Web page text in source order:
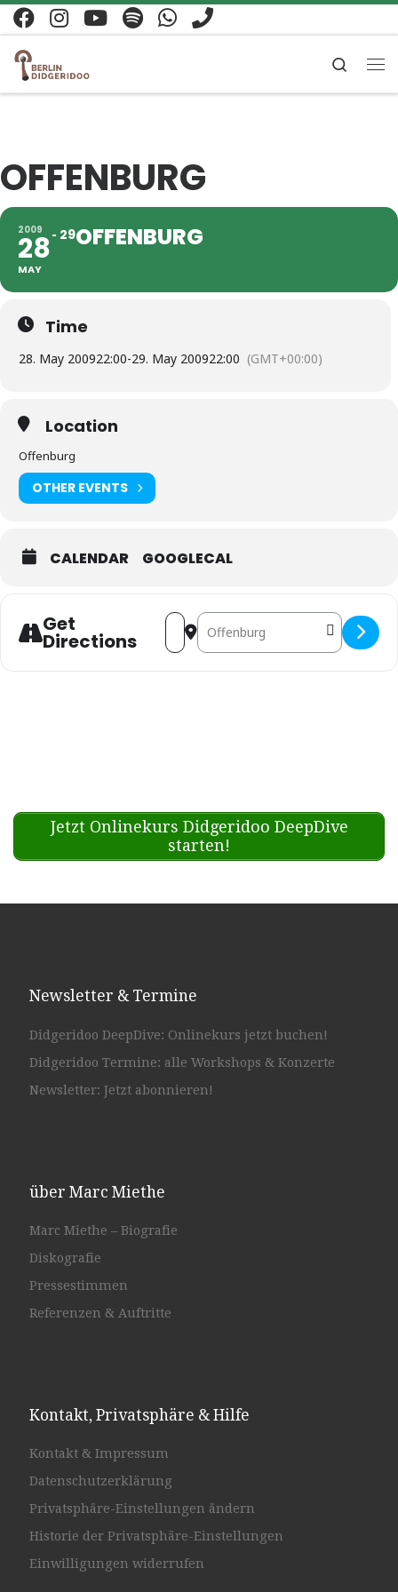
Zum Inhalt springen
Search
OFFENBURG
2009
28
MAY
29OFFENBURG
Time
28. May 200922:00-29. May 200922:00 (GMT+00:00)
Location
Offenburg
OTHER EVENTS
CALENDAR GOOGLECAL
Get
Directions
Address - Offenburg [E6Svu2Inb]
Destination Address -
Jetzt Onlinekurs Didgeridoo DeepDive
starten!
Newsletter & Termine
Didgeridoo DeepDive: Onlinekurs jetzt buchen!
Didgeridoo Termine: alle Workshops & Konzerte
Newsletter: Jetzt abonnieren!
über Marc Miethe
Marc Miethe – Biografie
Diskografie
Pressestimmen
Referenzen & Auftritte
Kontakt, Privatsphäre & Hilfe
Kontakt & Impressum
Datenschutzerklärung
Privatsphäre-Einstellungen ändern
Historie der Privatsphäre-Einstellungen
Einwilligungen widerrufen